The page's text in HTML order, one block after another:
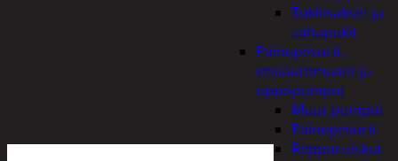
Tukkisakset ja
sahapukit
Painepesurit,
vesiautomaatit ja
uppopumput
Muut pumput
Painepesurit
Reppuruiskut